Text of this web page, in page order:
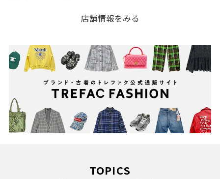
店舗情報をみる
TOPICS